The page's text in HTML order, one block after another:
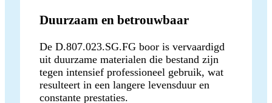
Duurzaam en betrouwbaar
De D.807.023.SG.FG boor is vervaardigd
uit duurzame materialen die bestand zijn
tegen intensief professioneel gebruik, wat
resulteert in een langere levensduur en
constante prestaties.